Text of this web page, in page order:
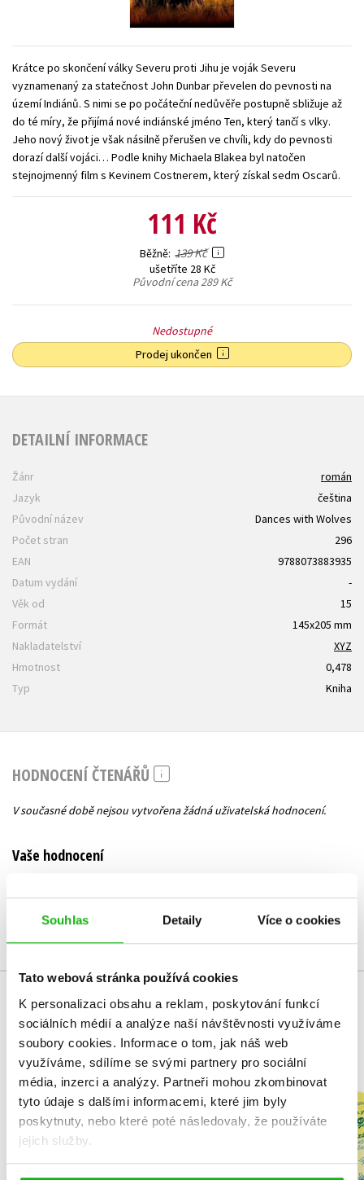
Souhlas Detaily Více o cookies
Tato webová stránka používá cookies
K personalizaci obsahu a reklam, poskytování funkcí
sociálních médií a analýze naší návštěvnosti využíváme
soubory cookies. Informace o tom, jak náš web
využíváme, sdílíme se svými partnery pro sociální
média, inzerci a analýzy. Partneři mohou zkombinovat
tyto údaje s dalšími informacemi, které jim byly
poskytnuty, nebo které poté následovaly, že používáte
jejich služby.
Zahraniční literatura
Všechny tituly
Krátce po skončení války Severu proti Jihu je voják Severu
vyznamenaný za statečnost John Dunbar převelen do pevnosti na
území Indiánů. S nimi se po počáteční nedůvěře postupně sbližuje až
do té míry, že přijímá nové indiánské jméno Ten, který tančí s vlky.
Jeho nový život je však násilně přerušen ve chvíli, kdy do pevnosti
dorazí další vojáci… Podle knihy Michaela Blakea byl natočen
stejnojmenný film s Kevinem Costnerem, který získal sedm Oscarů.
111 Kč
Běžně 139 Kč
ušetříte 28 Kč
Původní cena289 Kč
Nedostupné
Prodej ukončen
DETAILNÍ INFORMACE
Žánr
román
Jazyk
čeština
Původní název
Dances with Wolves
Počet stran
296
EAN
9788073883935
Datum vydání
-
Věk od
15
Formát
145x205 mm
Nakladatelství
XYZ
Hmotnost
0,478
Typ
Kniha
HODNOCENÍ ČTENÁŘŮ
V současné době nejsou vytvořena žádná uživatelská hodnocení.
Vaše hodnocení
Přihlásit
MOHLO BY VÁS TAKÉ ZAJÍMAT
Cyklista
Záhady
čajovny
H. Y.